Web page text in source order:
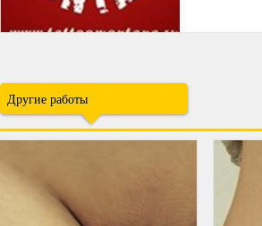
Другие работы